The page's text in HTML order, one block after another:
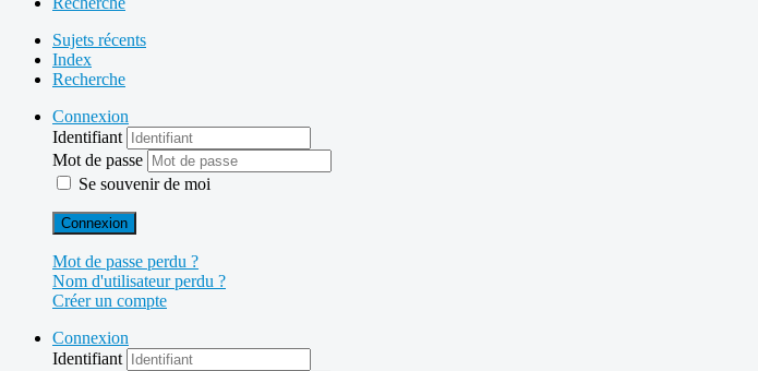
Sujets récents
Index
Recherche
Connexion
Identifiant
Mot de passe
Se souvenir de moi
Connexion
Mot de passe perdu ?
Nom d'utilisateur perdu ?
Créer un compte
Connexion
Identifiant